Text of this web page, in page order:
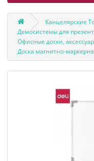
Канцелярские
Демосистемы для
Офисные доски,
Доска магнитно-